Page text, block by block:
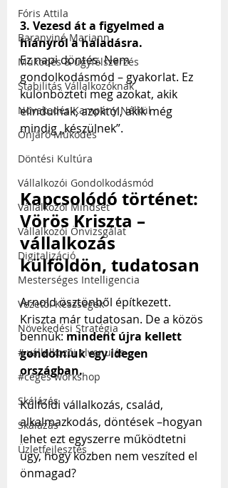
Fóris Attila
Baranyiné Mariann
Működés & ügyfélszerzés
Stabilitás Vállalkozóknak
Növekedés Kampány Nélkül
Önjáró Működés
Döntési Kultúra
Vállalkozói Gondolkodásmód
Vállalkozói Mindset
Vállalkozói Önvizsgálat
Digitalizáció
Mesterséges Intelligencia
Vezetői Készségek
Növekedési Stratégia
# vállalkozói elvonulás
#céges workshop
Skálázás
Skálázás
Üzletfejlesztés
3. Vezesd át a figyelmed a
hiányról a haladásra.
Ez napi döntés. Nem
gondolkodásmód – gyakorlat. Ez
különbözteti meg azokat, akik
elindulnak, azoktól, akik még
mindig „készülnek”.
Kapcsolódó történet:
Vörös Kriszta –
vállalkozás
külföldön, tudatosan
Arnold ösztönből építkezett.
Kriszta már tudatosan. De a közös
bennük: mindent újra kellett
gondolniuk egy idegen
országban.
Külföldi vállalkozás, család,
alkalmazkodás, döntések –hogyan
lehet ezt egyszerre működtetni
úgy, hogy közben nem veszíted el
önmagad?